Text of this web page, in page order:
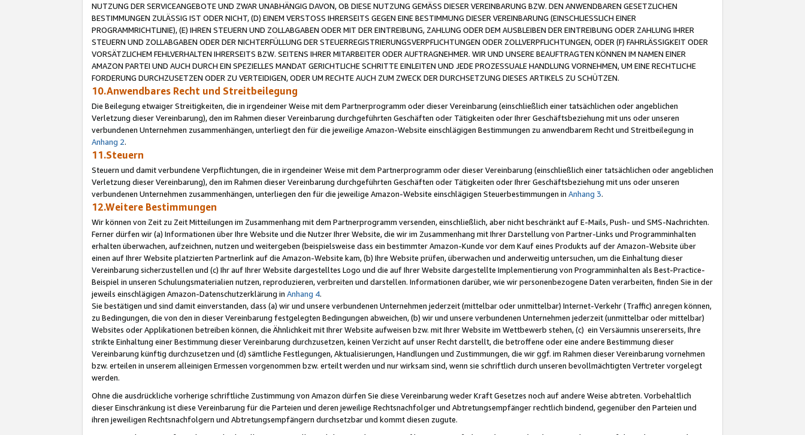
NUTZUNG DER SERVICEANGEBOTE UND ZWAR UNABHÄNGIG DAVON, OB DIESE NUTZUNG GEMÄSS DIESER VEREINBARUNG BZW. DEN ANWENDBAREN GESETZLICHEN
BESTIMMUNGEN ZULÄSSIG IST ODER NICHT, (D) EINEM VERSTOSS IHRERSEITS GEGEN EINE BESTIMMUNG DIESER VEREINBARUNG (EINSCHLIESSLICH EINER
PROGRAMMRICHTLINIE), (E) IHREN STEUERN UND ZOLLABGABEN ODER MIT DER EINTREIBUNG, ZAHLUNG ODER DEM AUSBLEIBEN DER EINTREIBUNG ODER ZAHLUNG IHRER
STEUERN UND ZOLLABGABEN ODER DER NICHTERFÜLLUNG DER STEUERREGISTRIERUNGSVERPFLICHTUNGEN ODER ZOLLVERPFLICHTUNGEN, ODER (F) FAHRLÄSSIGKEIT ODER
VORSÄTZLICHEM FEHLVERHALTEN IHRERSEITS BZW. SEITENS IHRER MITARBEITER ODER AUFTRAGNEHMER. WIR UND UNSERE BEAUFTRAGTEN KÖNNEN IM NAMEN EINER
AMAZON PARTEI UND AUCH DURCH EIN SPEZIELLES MANDAT GERICHTLICHE SCHRITTE EINLEITEN UND JEDE PROZESSUALE HANDLUNG VORNEHMEN, UM EINE RECHTLICHE
FORDERUNG DURCHZUSETZEN ODER ZU VERTEIDIGEN, ODER UM RECHTE AUCH ZUM ZWECK DER DURCHSETZUNG DIESES ARTIKELS ZU SCHÜTZEN.
10.Anwendbares Recht und Streitbeilegung
Die Beilegung etwaiger Streitigkeiten, die in irgendeiner Weise mit dem Partnerprogramm oder dieser Vereinbarung (einschließlich einer tatsächlichen oder angeblichen
Verletzung dieser Vereinbarung), den im Rahmen dieser Vereinbarung durchgeführten Geschäften oder Tätigkeiten oder Ihrer Geschäftsbeziehung mit uns oder unseren
verbundenen Unternehmen zusammenhängen, unterliegt den für die jeweilige Amazon-Website einschlägigen Bestimmungen zu anwendbarem Recht und Streitbeilegung in
Anhang 2.
11.Steuern
Steuern und damit verbundene Verpflichtungen, die in irgendeiner Weise mit dem Partnerprogramm oder dieser Vereinbarung (einschließlich einer tatsächlichen oder angeblichen
Verletzung dieser Vereinbarung), den im Rahmen dieser Vereinbarung durchgeführten Geschäften oder Tätigkeiten oder Ihrer Geschäftsbeziehung mit uns oder unseren
verbundenen Unternehmen zusammenhängen, unterliegen den für die jeweilige Amazon-Website einschlägigen Steuerbestimmungen in Anhang 3.
12.Weitere Bestimmungen
Wir können von Zeit zu Zeit Mitteilungen im Zusammenhang mit dem Partnerprogramm versenden, einschließlich, aber nicht beschränkt auf E-Mails, Push- und SMS-Nachrichten.
Ferner dürfen wir (a) Informationen über Ihre Website und die Nutzer Ihrer Website, die wir im Zusammenhang mit Ihrer Darstellung von Partner-Links und Programminhalten
erhalten überwachen, aufzeichnen, nutzen und weitergeben (beispielsweise dass ein bestimmter Amazon-Kunde vor dem Kauf eines Produkts auf der Amazon-Website über
einen auf Ihrer Website platzierten Partnerlink auf die Amazon-Website kam, (b) Ihre Website prüfen, überwachen und anderweitig untersuchen, um die Einhaltung dieser
Vereinbarung sicherzustellen und (c) Ihr auf Ihrer Website dargestelltes Logo und die auf Ihrer Website dargestellte Implementierung von Programminhalten als Best-Practice-
Beispiel in unseren Schulungsmaterialien nutzen, reproduzieren, verbreiten und darstellen. Informationen darüber, wie wir personenbezogene Daten verarbeiten, finden Sie in der
jeweils einschlägigen Amazon-Datenschutzerklärung in Anhang 4.
Sie bestätigen und sind damit einverstanden, dass (a) wir und unsere verbundenen Unternehmen jederzeit (mittelbar oder unmittelbar) Internet-Verkehr (Traffic) anregen können,
zu Bedingungen, die von den in dieser Vereinbarung festgelegten Bedingungen abweichen, (b) wir und unsere verbundenen Unternehmen jederzeit (unmittelbar oder mittelbar)
Websites oder Applikationen betreiben können, die Ähnlichkeit mit Ihrer Website aufweisen bzw. mit Ihrer Website im Wettbewerb stehen, (c) ein Versäumnis unsererseits, Ihre
strikte Einhaltung einer Bestimmung dieser Vereinbarung durchzusetzen, keinen Verzicht auf unser Recht darstellt, die betroffene oder eine andere Bestimmung dieser
Vereinbarung künftig durchzusetzen und (d) sämtliche Festlegungen, Aktualisierungen, Handlungen und Zustimmungen, die wir ggf. im Rahmen dieser Vereinbarung vornehmen
bzw. erteilen in unserem alleinigen Ermessen vorgenommen bzw. erteilt werden und nur wirksam sind, wenn sie schriftlich durch unseren bevollmächtigten Vertreter vorgelegt
werden.
Ohne die ausdrückliche vorherige schriftliche Zustimmung von Amazon dürfen Sie diese Vereinbarung weder Kraft Gesetzes noch auf andere Weise abtreten. Vorbehaltlich
dieser Einschränkung ist diese Vereinbarung für die Parteien und deren jeweilige Rechtsnachfolger und Abtretungsempfänger rechtlich bindend, gegenüber den Parteien und
ihren jeweiligen Rechtsnachfolgern und Abtretungsempfängern durchsetzbar und kommt diesen zugute.